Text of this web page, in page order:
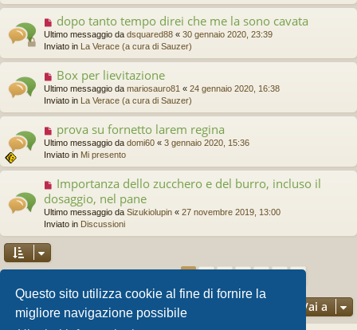
Questo sito utilizza cookie al fine di fornire la
migliore navigazione possibile
o
s
g
g
o
m
e
s
s
a
g
g
o
N
u
o
m
e
s
s
a
g
g
o
dopo tanto tempo direi che me la sono cavata
Ultimo messaggio da dsquared88 « 30 gennaio 2020, 23:39
Inviato in La Verace (a cura di Sauzer)
N
u
o
m
e
s
s
a
g
i
o
Box per lievitazione
Ultimo messaggio da mariosauro81 « 24 gennaio 2020, 16:38
Inviato in La Verace (a cura di Sauzer)
N
u
o
m
e
s
s
a
i
prova su fornetto larem regina
Ultimo messaggio da domi60 « 3 gennaio 2020, 15:36
Inviato in Mi presento
N
o
v
o
g
g
Importanza dello zucchero e del burro, incluso il
dosaggio, nel pane
Ultimo messaggio da Sizukiolupin « 27 novembre 2019, 13:00
Inviato in Discussioni
Vai a